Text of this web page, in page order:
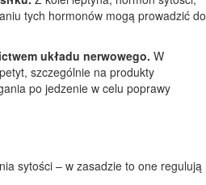
tych hormonów mogą prowadzić do
układu nerwowego. W
szczególnie na produkty
po jedzenie w celu poprawy
sytości – w zasadzie to one regulują